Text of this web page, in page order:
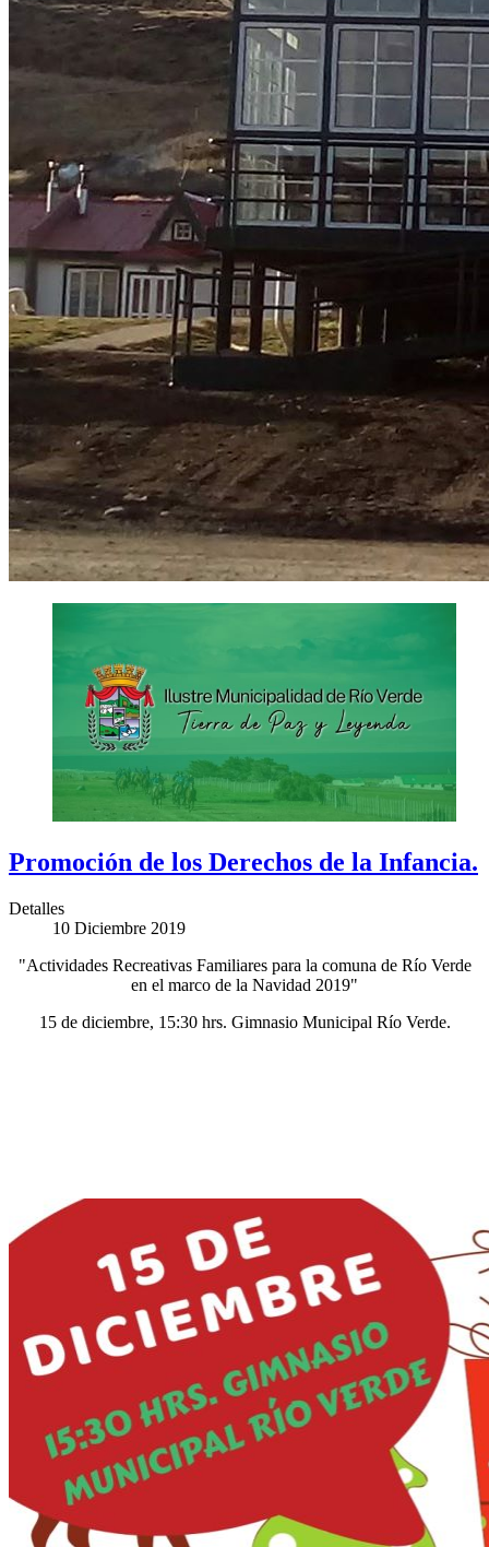
Promoción de los Derechos de la Infancia.
Detalles
10 Diciembre 2019
"Actividades Recreativas Familiares para la comuna de Río Verde
en el marco de la Navidad 2019"
15 de diciembre, 15:30 hrs. Gimnasio Municipal Río Verde.